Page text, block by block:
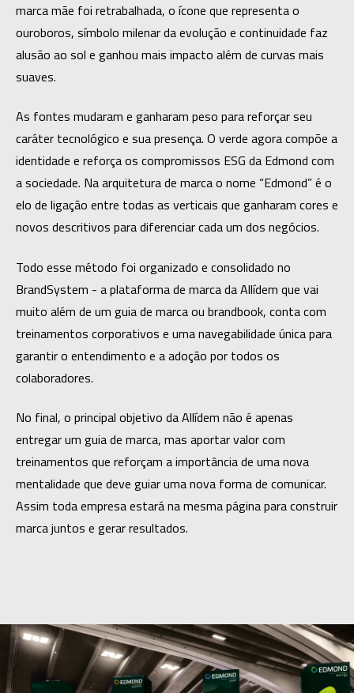
marca mãe foi retrabalhada, o ícone que representa o
ouroboros, símbolo milenar da evolução e continuidade faz
alusão ao sol e ganhou mais impacto além de curvas mais
suaves.
As fontes mudaram e ganharam peso para reforçar seu
caráter tecnológico e sua presença. O verde agora compõe a
identidade e reforça os compromissos ESG da Edmond com
a sociedade. Na arquitetura de marca o nome “Edmond” é o
elo de ligação entre todas as verticais que ganharam cores e
novos descritivos para diferenciar cada um dos negócios.
Todo esse método foi organizado e consolidado no
BrandSystem - a plataforma de marca da Allídem que vai
muito além de um guia de marca ou brandbook, conta com
treinamentos corporativos e uma navegabilidade única para
garantir o entendimento e a adoção por todos os
colaboradores.
No final, o principal objetivo da Allídem não é apenas
entregar um guia de marca, mas aportar valor com
treinamentos que reforçam a importância de uma nova
mentalidade que deve guiar uma nova forma de comunicar.
Assim toda empresa estará na mesma página para construir
marca juntos e gerar resultados.